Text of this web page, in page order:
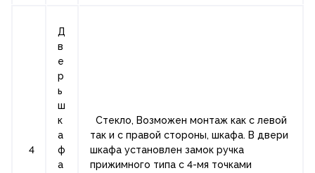
4
Д
в
е
р
ь
ш
к
а
ф
а
Стекло, Возможен монтаж как с левой
так и с правой стороны, шкафа. В двери
шкафа установлен замок ручка
прижимного типа с 4-мя точками